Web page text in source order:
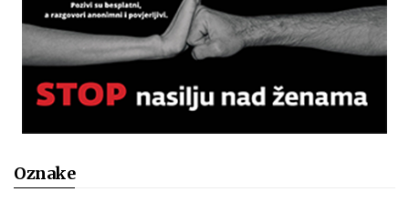
Oznake